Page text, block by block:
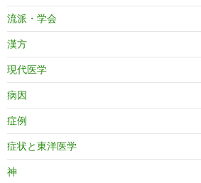
流派・学会
漢方
現代医学
病因
症例
症状と東洋医学
神